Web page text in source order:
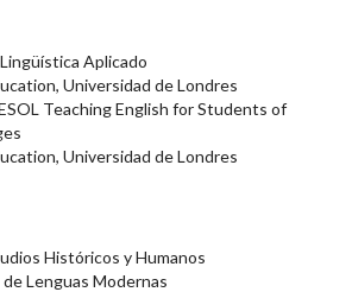
Aplicado
Universidad de Londres
Teaching English for Students of
Universidad de Londres
Históricos y Humanos
Lenguas Modernas